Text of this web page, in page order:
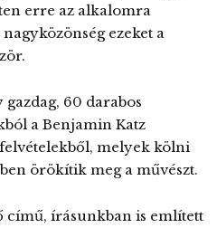
erre az alkalomra
ezeket a
60 darabos
a Benjamin Katz
melyek kölni
örökítik meg a művészt.
című, írásunkban is említett